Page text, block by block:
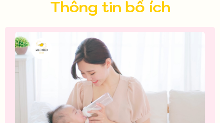
Thông tin bổ ích